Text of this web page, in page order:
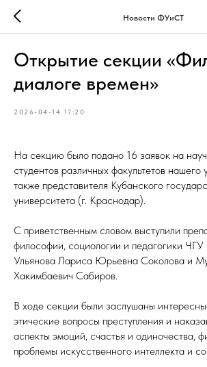
Новости ФУиСТ
Открытие секции
диалоге времен»
2026-04-14 17:20
На секцию было подано 16 заявок на
студентов различных факультетов нашего
также представителя Кубанского
университета (г. Краснодар).
С приветственным словом выступили
философии, социологии и педагогики
Ульянова Лариса Юрьевна Соколова и
Хакимбаевич Сабиров.
В ходе секции были заслушаны
этические вопросы преступления и
аспекты эмоций, счастья и одиночества,
проблемы искусственного интеллекта и